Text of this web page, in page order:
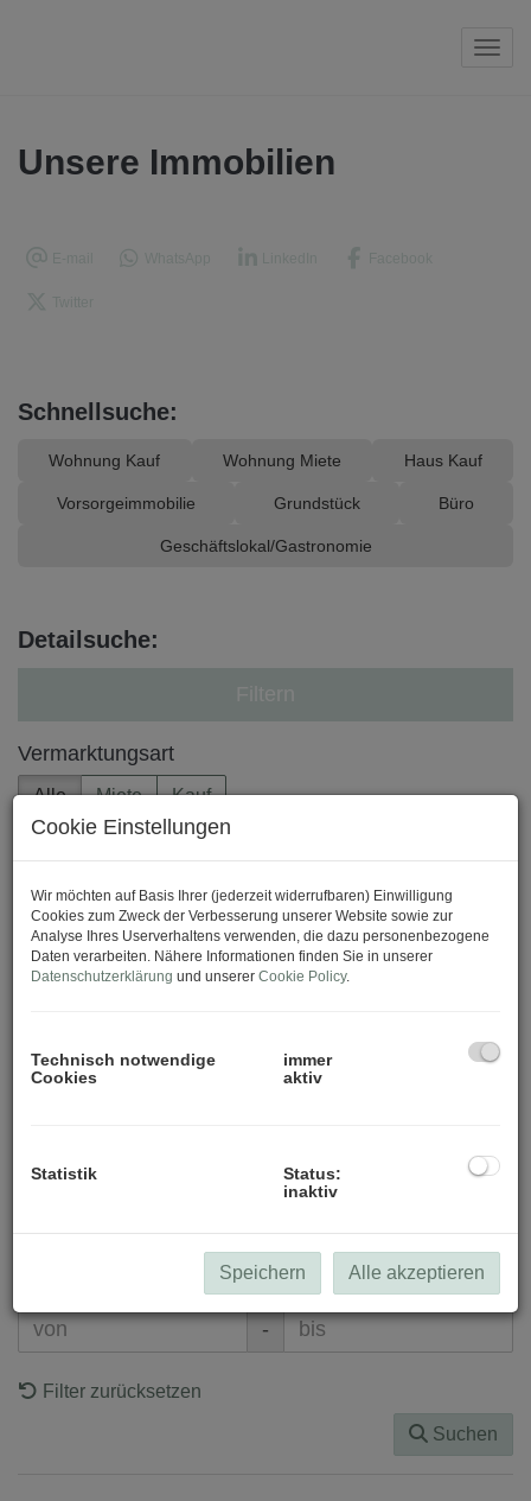
Unsere Immobilien
Schnellsuche:
Wohnung Kauf Wohnung Miete Haus Kauf
Vorsorgeimmobilie Grundstück Büro
Geschäftslokal/Gastronomie
Detailsuche:
Vermarktungsart
Alle Miete Kauf
Region
Preis
Zimmer
-
-
Filter zurücksetzen
Suchen
Cookie Einstellungen
Wir möchten auf Basis Ihrer (jederzeit widerrufbaren) Einwilligung
Cookies zum Zweck der Verbesserung unserer Website sowie zur
Analyse Ihres Userverhaltens verwenden, die dazu personenbezogene
Daten verarbeiten. Nähere Informationen finden Sie in unserer
Datenschutzerklärung und unserer Cookie Policy.
Technisch notwendige
Cookies
immer
aktiv
Statistik
Status:
inaktiv
Speichern Alle akzeptieren